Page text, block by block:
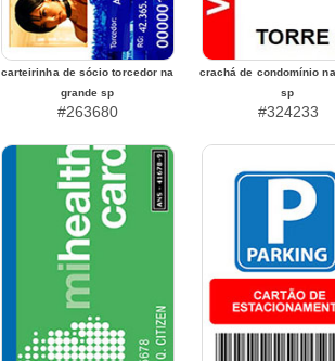
carteirinha de sócio torcedor na
grande sp
#263680
crachá de condomínio
sp
#324233